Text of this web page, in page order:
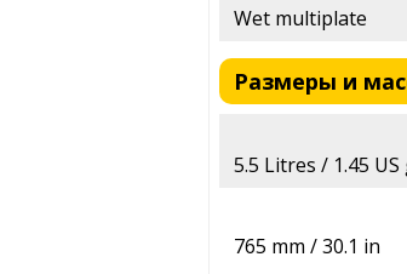
Wet multiplate
Размеры и
5.5 Litres / 1.45 US
765 mm / 30.1 in